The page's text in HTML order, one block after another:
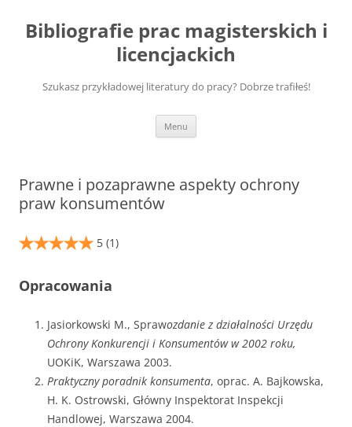
treści
Bibliografie prac magisterskich i
licencjackich
Szukasz przykładowej literatury do pracy? Dobrze trafiłeś!
Menu
Prawne i pozaprawne aspekty ochrony
praw konsumentów
5 (1)
Opracowania
Jasiorkowski M., Sprawozdanie z działalności Urzędu
Ochrony Konkurencji i Konsumentów w 2002 roku,
UOKiK, Warszawa 2003.
Praktyczny poradnik konsumenta, oprac. A. Bajkowska,
H. K. Ostrowski, Główny Inspektorat Inspekcji
Handlowej, Warszawa 2004.